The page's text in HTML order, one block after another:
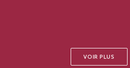
VOIR PLUS